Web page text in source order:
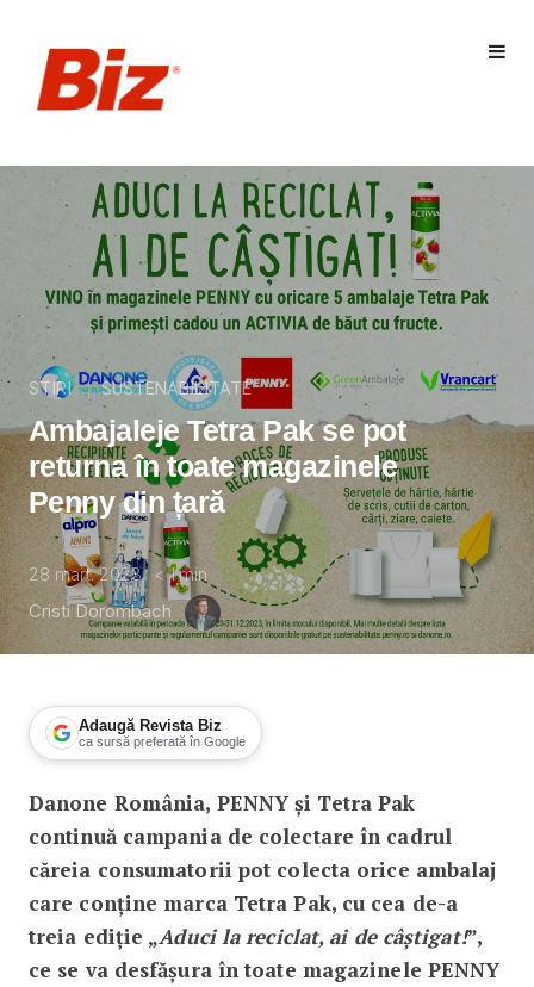
STIRI SUSTENABILITATE
Ambajaleje Tetra Pak se pot
returna în toate magazinele
Penny din țară
28 mart. 2023 < 1min
Cristi Dorombach
Adaugă Revista Biz
ca sursă preferată în Google
Ambajaleje Tetra Pak se pot returna
Danone România, PENNY și Tetra Pak
continuă campania de colectare în cadrul
căreia consumatorii pot colecta orice ambalaj
care conține marca Tetra Pak, cu cea de-a
treia ediție „Aduci la reciclat, ai de câștigat!”,
ce se va desfășura în toate magazinele PENNY